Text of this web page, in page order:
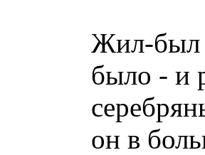
Жил-был
было - и
он в